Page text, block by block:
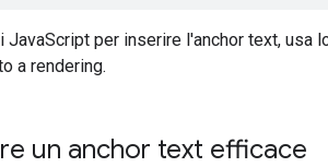
JavaScript per inserire l'anchor text, usa
a rendering.
un anchor text efficace